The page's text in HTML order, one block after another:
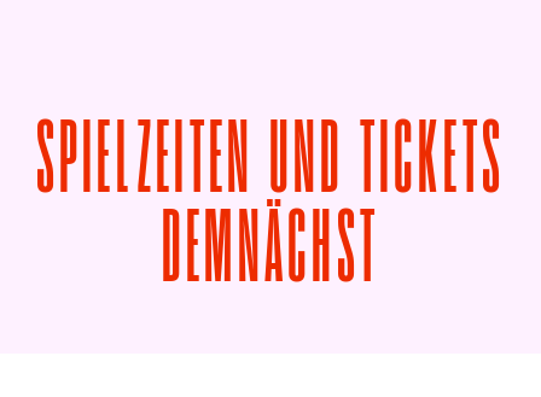
SPIELZEITEN UND TICKETS
DEMNÄCHST